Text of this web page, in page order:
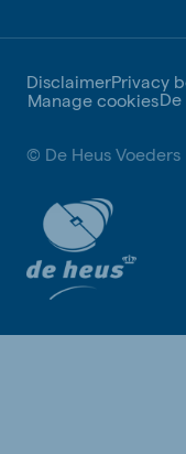
DisclaimerPrivacy
Manage cookies
© De Heus Voeders